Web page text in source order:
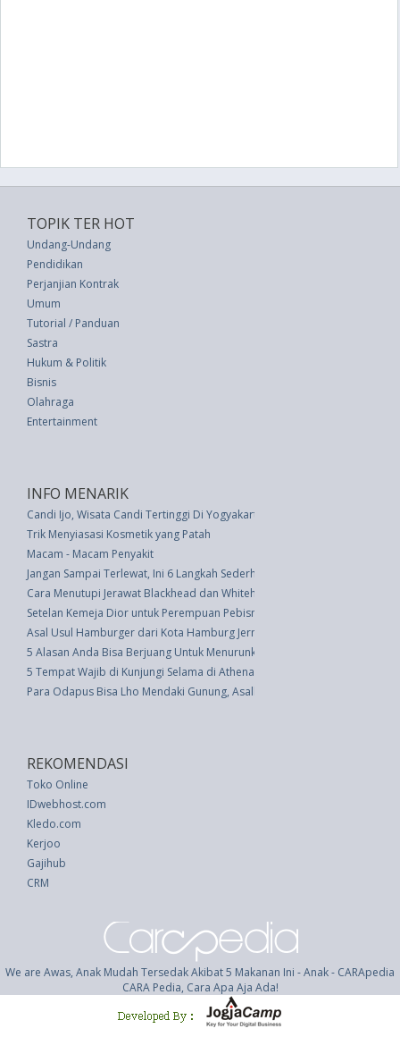
TOPIK TER HOT
Undang-Undang
Pendidikan
Perjanjian Kontrak
Umum
Tutorial / Panduan
Sastra
Hukum & Politik
Bisnis
Olahraga
Entertainment
INFO MENARIK
Candi Ijo, Wisata Candi Tertinggi Di Yogyakarta
Trik Menyiasasi Kosmetik yang Patah
Macam - Macam Penyakit
Jangan Sampai Terlewat, Ini 6 Langkah Sederhana Mengecat Ulang
Cara Menutupi Jerawat Blackhead dan Whitehead dengan Riasan
Setelan Kemeja Dior untuk Perempuan Pebisnis
Asal Usul Hamburger dari Kota Hamburg Jerman, Benarkah?
5 Alasan Anda Bisa Berjuang Untuk Menurunkan Berat Badan
5 Tempat Wajib di Kunjungi Selama di Athena Yunani
Para Odapus Bisa Lho Mendaki Gunung, Asalkan�
REKOMENDASI
Toko Online
IDwebhost.com
Kledo.com
Kerjoo
Gajihub
CRM
We are Awas, Anak Mudah Tersedak Akibat 5 Makanan Ini - Anak - CARApedia
CARA Pedia, Cara Apa Aja Ada!